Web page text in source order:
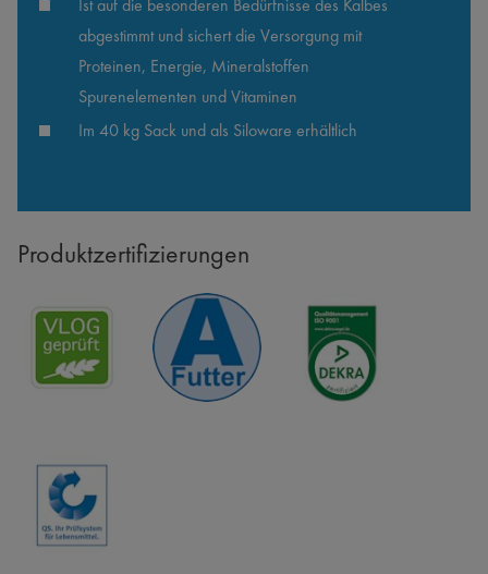
Ist auf die besonderen Bedürfnisse des Kalbes
abgestimmt und sichert die Versorgung mit
Proteinen, Energie, Mineralstoffen
Spurenelementen und Vitaminen
Im 40 kg Sack und als Siloware erhältlich
Produktzertifizierungen